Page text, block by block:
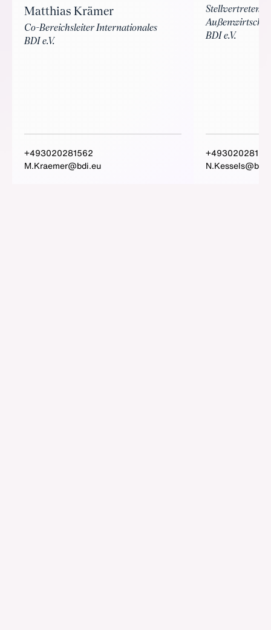
Matthias Krämer
Co-Bereichsleiter Internationales
BDI e.V.
+493020281562
M.Kraemer@bdi.eu
BDI e.V.